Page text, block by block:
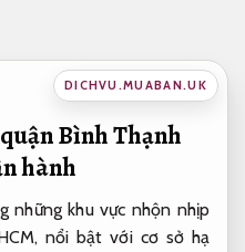
DICHVU.MUABAN.UK
Bình Thạnh
hành
những khu vực nhộn nhịp
nổi bật với cơ sở hạ